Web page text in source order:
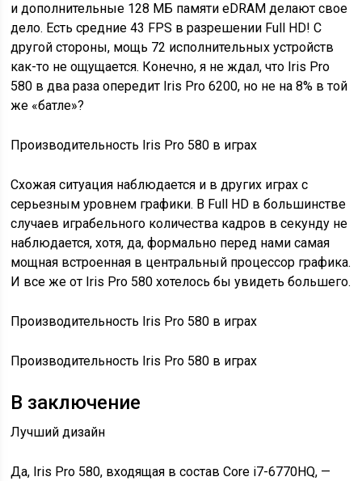
и дополнительные 128 МБ памяти eDRAM делают свое
дело. Есть средние 43 FPS в разрешении Full HD! С
другой стороны, мощь 72 исполнительных устройств
как-то не ощущается. Конечно, я не ждал, что Iris Pro
580 в два раза опередит Iris Pro 6200, но не на 8% в той
же «батле»?
Производительность Iris Pro 580 в играх
Схожая ситуация наблюдается и в других играх с
серьезным уровнем графики. В Full HD в большинстве
случаев играбельного количества кадров в секунду не
наблюдается, хотя, да, формально перед нами самая
мощная встроенная в центральный процессор графика.
И все же от Iris Pro 580 хотелось бы увидеть большего.
Производительность Iris Pro 580 в играх
Производительность Iris Pro 580 в играх
В заключение
Лучший дизайн
Да, Iris Pro 580, входящая в состав Core i7-6770HQ, —